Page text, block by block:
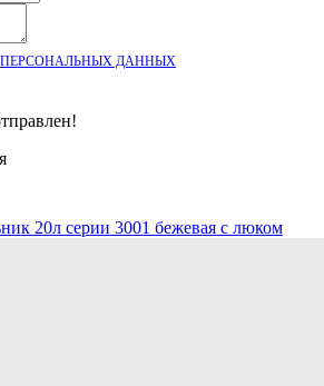
ПЕРСОНАЛЬНЫХ ДАННЫХ
20л серии 3001 бежевая с люком